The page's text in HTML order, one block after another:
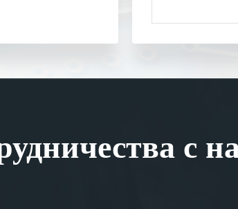
между
с